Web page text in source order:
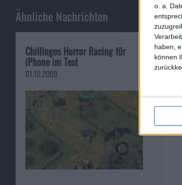
o. a.
haben,
können
Ähnliche Nachrichten
Chillingos Horror Racing für
iPhone im Test
01.10.2009 inkl.